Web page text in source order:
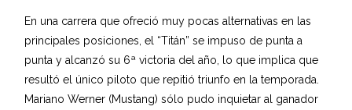
En una carrera que ofreció muy pocas alternativas en las
principales posiciones, el “Titán” se impuso de punta a
punta y alcanzó su 6ª victoria del año, lo que implica que
resultó el único piloto que repitió triunfo en la temporada.
Mariano Werner (Mustang) sólo pudo inquietar al ganador